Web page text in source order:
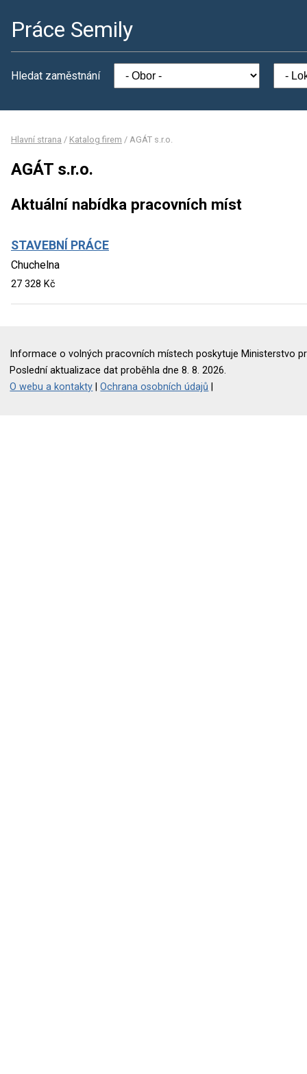
Práce Semily
Hledat zaměstnání
Hlavní strana / Katalog firem / AGÁT s.r.o.
AGÁT s.r.o.
Aktuální nabídka pracovních míst
STAVEBNÍ PRÁCE
Chuchelna
27 328 Kč
Informace o volných pracovních místech poskytuje Ministerstvo
Poslední aktualizace dat proběhla dne 8. 8. 2026.
O webu a kontakty |Ochrana osobních údajů